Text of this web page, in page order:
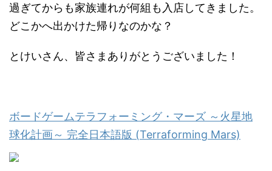
過ぎてからも家族連れが何組も入店してきました。
どこかへ出かけた帰りなのかな？
とけいさん、皆さまありがとうございました！
ボードゲームテラフォーミング・マーズ ～火星地
球化計画～ 完全日本語版 (Terraforming Mars)